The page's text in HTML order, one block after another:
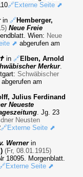
🔗Externe Seite ⬈
in🔗Hemberger,
Neue Freie
Wien: Neue
⬈ abgerufen am
✝in🔗Elben, Arnold
Merkur.
Schwäbischer
abgerufen am
Julius Ferdinand
Neueste
. Jg. 23
Neusten
🔗Externe Seite ⬈
Wernerin
(Fr, 08.01.1915)
18095. Morgenblatt.
Seite ⬈